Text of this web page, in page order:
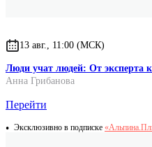
13 авг., 11:00 (МСК)
Люди учат людей: От эксперта
Анна Грибанова
Перейти
Эксклюзивно в подписке